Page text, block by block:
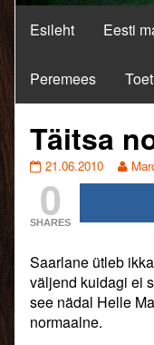
Esileht Eesti
Peremees
Täitsa
Täitsa
normaalne!
published
on
21.06.2010
of
0
SHARES
Saarlane ütleb
väljend kuidagi ei
see nädal Helle
normaalne.